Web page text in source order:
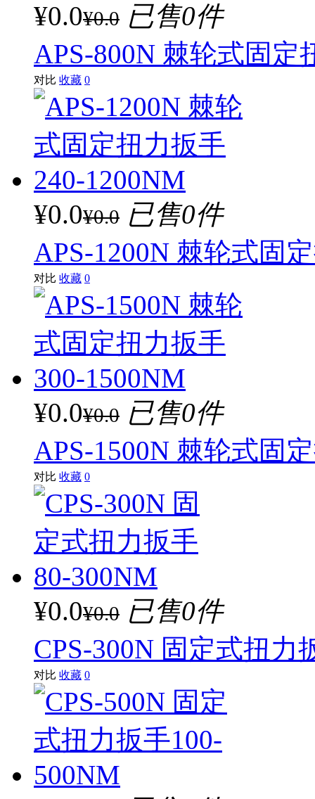
¥0.0¥0.0 已售0件
APS-800N 棘轮式固定
对比 收藏 0
¥0.0¥0.0 已售0件
APS-1200N 棘轮式固
对比 收藏 0
¥0.0¥0.0 已售0件
APS-1500N 棘轮式固
对比 收藏 0
¥0.0¥0.0 已售0件
CPS-300N 固定式扭力
对比 收藏 0